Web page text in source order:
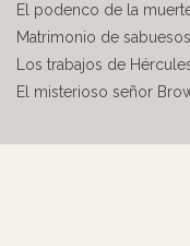
El podenco de la
Matrimonio de sabuesos
Los trabajos de
El misterioso señor